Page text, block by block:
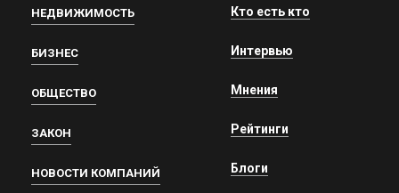
НЕДВИЖИМОСТЬ
БИЗНЕС
ОБЩЕСТВО
ЗАКОН
НОВОСТИ КОМПАНИЙ
Кто есть кто
Интервью
Мнения
Рейтинги
Блоги